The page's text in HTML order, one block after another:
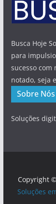
Busca Hoje
para
sucesso com
notado, seja
Sobre Nós
Soluções
Copyright
Soluções